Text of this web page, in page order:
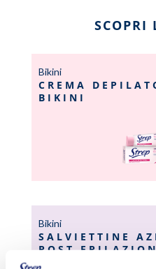
SCOPRI
Bikini
CREMA
BIKINI
Bikini
SALVIETTINE
POST